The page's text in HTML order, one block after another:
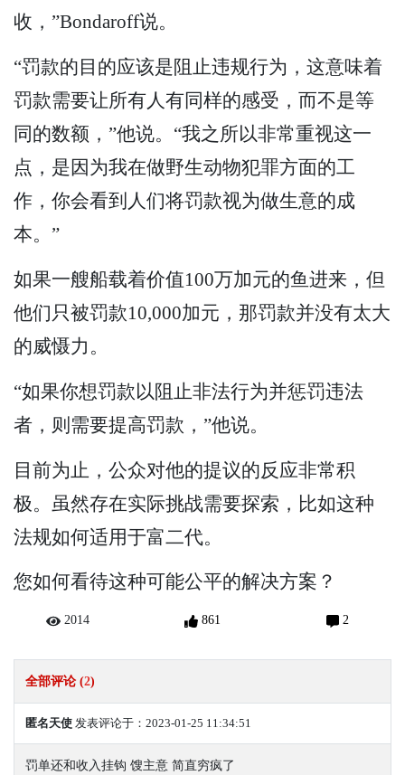
收，”Bondaroff说。
“罚款的目的应该是阻止违规行为，这意味着
罚款需要让所有人有同样的感受，而不是等
同的数额，”他说。“我之所以非常重视这一
点，是因为我在做野生动物犯罪方面的工
作，你会看到人们将罚款视为做生意的成
本。”
如果一艘船载着价值100万加元的鱼进来，但
他们只被罚款10,000加元，那罚款并没有太大
的威慑力。
“如果你想罚款以阻止非法行为并惩罚违法
者，则需要提高罚款，”他说。
目前为止，公众对他的提议的反应非常积
极。虽然存在实际挑战需要探索，比如这种
法规如何适用于富二代。
您如何看待这种可能公平的解决方案？
2014 861 2
全部评论 (2)
匿名天使 发表评论于：2023-01-25 11:34:51
罚单还和收入挂钩 馊主意 简直穷疯了